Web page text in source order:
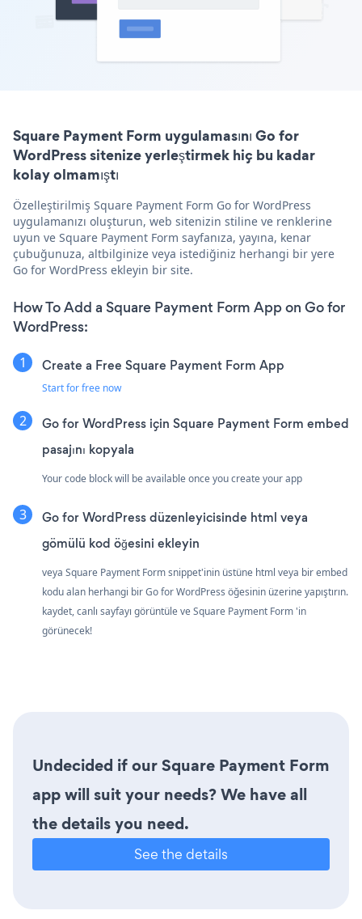
Square Payment Form uygulamasını Go for
WordPress sitenize yerleştirmek hiç bu kadar
kolay olmamıştı
Özelleştirilmiş Square Payment Form Go for WordPress
uygulamanızı oluşturun, web sitenizin stiline ve renklerine
uyun ve Square Payment Form sayfanıza, yayına, kenar
çubuğunuza, altbilginize veya istediğiniz herhangi bir yere
Go for WordPress ekleyin bir site.
How To Add a Square Payment Form App on Go for
WordPress:
Create a Free Square Payment Form App
Start for free now
Go for WordPress için Square Payment Form embed
pasajını kopyala
Your code block will be available once you create your app
Go for WordPress düzenleyicisinde html veya
gömülü kod öğesini ekleyin
veya Square Payment Form snippet'inin üstüne html veya bir embed
kodu alan herhangi bir Go for WordPress öğesinin üzerine yapıştırın.
kaydet, canlı sayfayı görüntüle ve Square Payment Form 'in
görünecek!
Undecided if our Square Payment Form
app will suit your needs? We have all
the details you need.
See the details